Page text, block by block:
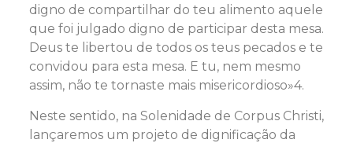
digno de compartilhar do teu alimento aquele
que foi julgado digno de participar desta mesa.
Deus te libertou de todos os teus pecados e te
convidou para esta mesa. E tu, nem mesmo
assim, não te tornaste mais misericordioso»4.
Neste sentido, na Solenidade de Corpus Christi,
lançaremos um projeto de dignificação da